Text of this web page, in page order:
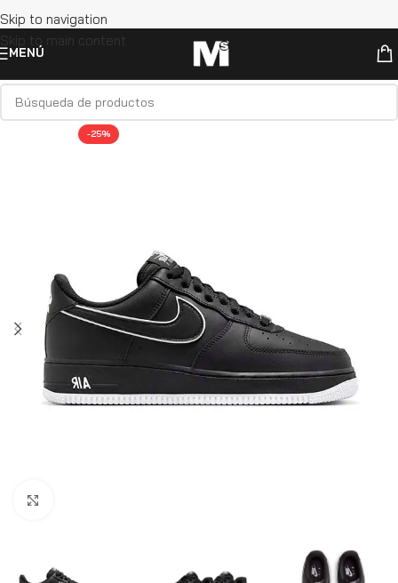
Skip to navigation
Skip to main content
MENÚ
-25%